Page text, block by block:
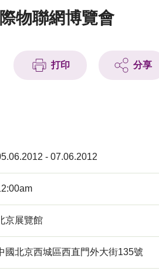
物聯網博覽會
打印 分享
- 07.06.2012
京展覽館
國北京西城區西直門外大街135號